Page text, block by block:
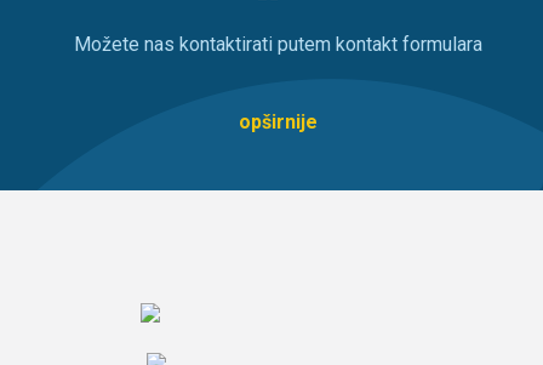
Možete nas kontaktirati putem kontakt formulara
opširnije